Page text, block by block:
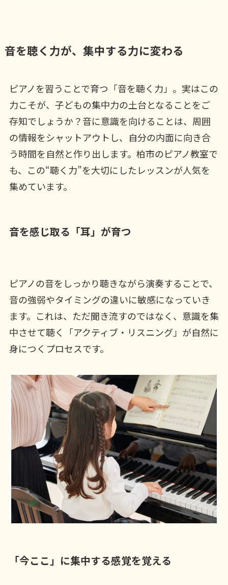
音を聴く力が、集中する力に変わる
ピアノを習うことで育つ「音を聴く力」。実はこの
力こそが、子どもの集中力の土台となることをご
存知でしょうか？音に意識を向けることは、周囲
の情報をシャットアウトし、自分の内面に向き合
う時間を自然と作り出します。柏市のピアノ教室で
も、この“聴く力”を大切にしたレッスンが人気を
集めています。
音を感じ取る「耳」が育つ
ピアノの音をしっかり聴きながら演奏することで、
音の強弱やタイミングの違いに敏感になっていき
ます。これは、ただ聞き流すのではなく、意識を集
中させて聴く「アクティブ・リスニング」が自然に
身につくプロセスです。
「今ここ」に集中する感覚を覚える